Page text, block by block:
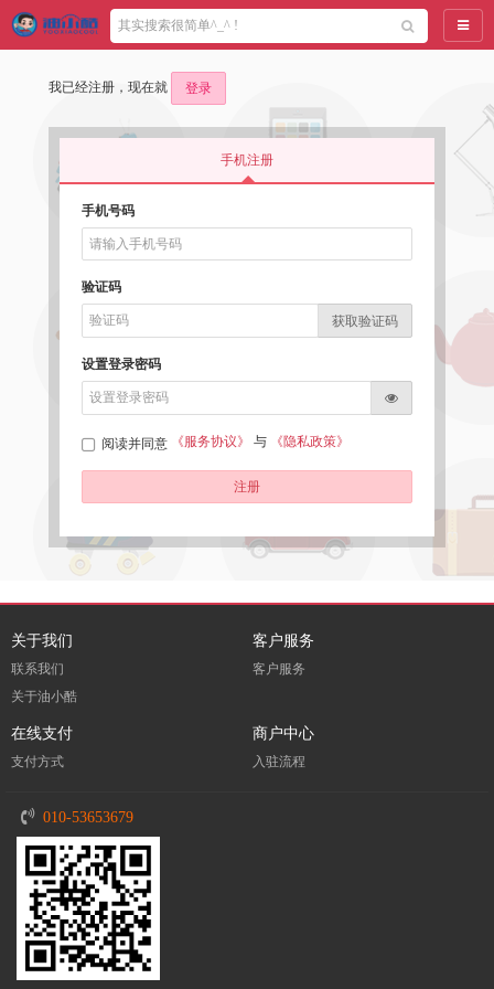
导航
我已经注册，现在就 登录
手机注册
手机号码
验证码
获取验证码
设置登录密码
阅读并同意 《服务协议》 与 《隐私政策》
注册
关于我们
联系我们
关于油小酷
客户服务
客户服务
在线支付
支付方式
商户中心
入驻流程
010-53653679